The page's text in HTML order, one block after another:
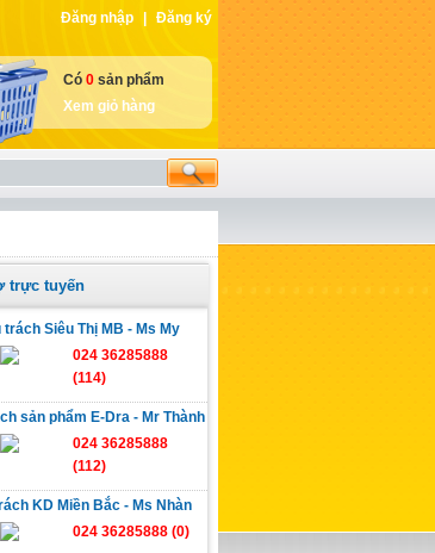
Đăng nhập Đăng ký
Có 0 sản phẩm
Xem giỏ hàng
trực tuyến
trách Siêu Thị MB - Ms My
024 36285888
(114)
sản phẩm E-Dra - Mr Thành
024 36285888
(112)
KD Miền Bắc - Ms Nhàn
024 36285888 (0)